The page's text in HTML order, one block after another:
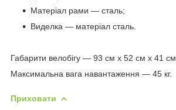
Матеріал рами — сталь;
Виделка — матеріал сталь.
Габарити велобігу — 93 см х 52 см х 41 см.
Максимальна вага навантаження — 45 кг.
Приховати